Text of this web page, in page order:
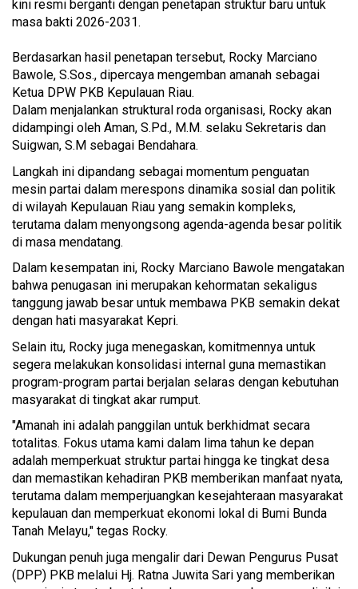
kini resmi berganti dengan penetapan struktur baru untuk
masa bakti 2026-2031.
Berdasarkan hasil penetapan tersebut, Rocky Marciano
Bawole, S.Sos., dipercaya mengemban amanah sebagai
Ketua DPW PKB Kepulauan Riau.
Dalam menjalankan struktural roda organisasi, Rocky akan
didampingi oleh Aman, S.Pd., M.M. selaku Sekretaris dan
Suigwan, S.M sebagai Bendahara.
Langkah ini dipandang sebagai momentum penguatan
mesin partai dalam merespons dinamika sosial dan politik
di wilayah Kepulauan Riau yang semakin kompleks,
terutama dalam menyongsong agenda-agenda besar politik
di masa mendatang.
Dalam kesempatan ini, Rocky Marciano Bawole mengatakan
bahwa penugasan ini merupakan kehormatan sekaligus
tanggung jawab besar untuk membawa PKB semakin dekat
dengan hati masyarakat Kepri.
Selain itu, Rocky juga menegaskan, komitmennya untuk
segera melakukan konsolidasi internal guna memastikan
program-program partai berjalan selaras dengan kebutuhan
masyarakat di tingkat akar rumput.
"Amanah ini adalah panggilan untuk berkhidmat secara
totalitas. Fokus utama kami dalam lima tahun ke depan
adalah memperkuat struktur partai hingga ke tingkat desa
dan memastikan kehadiran PKB memberikan manfaat nyata,
terutama dalam memperjuangkan kesejahteraan masyarakat
kepulauan dan memperkuat ekonomi lokal di Bumi Bunda
Tanah Melayu," tegas Rocky.
Dukungan penuh juga mengalir dari Dewan Pengurus Pusat
(DPP) PKB melalui Hj. Ratna Juwita Sari yang memberikan